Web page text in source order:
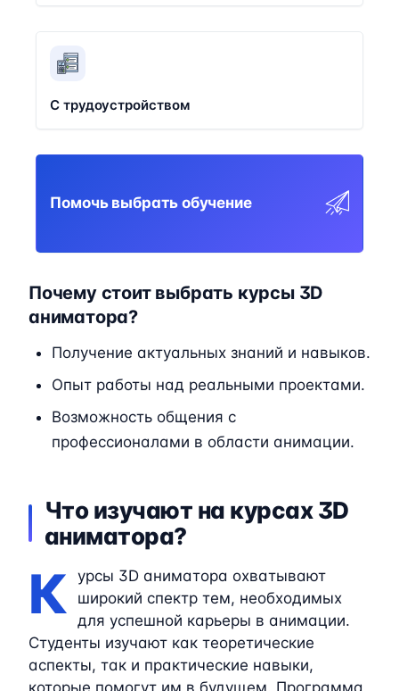
С трудоустройством
Помочь выбрать обучение
Почему стоит выбрать курсы 3D
аниматора?
Получение актуальных знаний и навыков.
Опыт работы над реальными проектами.
Возможность общения с
профессионалами в области анимации.
Что изучают на курсах 3D
аниматора?
К
урсы 3D аниматора охватывают
широкий спектр тем, необходимых
для успешной карьеры в анимации.
Студенты изучают как теоретические
аспекты, так и практические навыки,
которые помогут им в будущем. Программа